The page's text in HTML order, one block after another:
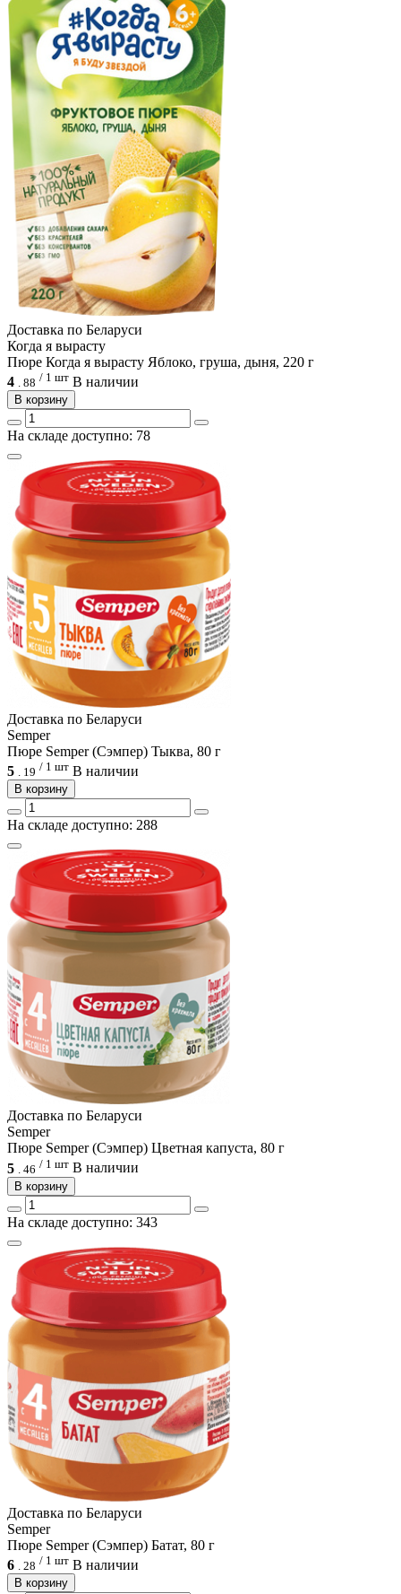
Доcтавка по Беларуси
Когда я вырасту
Пюре Когда я вырасту Яблоко, груша, дыня, 220 г
4
88 / 1 шт В наличии
В корзину
На складе доступно: 78
Доcтавка по Беларуси
Semper
Пюре Semper (Сэмпер) Тыква, 80 г
5 . 19 / 1 шт В наличии
В корзину
На складе доступно: 288
Доcтавка по Беларуси
Semper
Пюре Semper (Сэмпер) Цветная капуста, 80 г
5
46 / 1 шт В наличии
В корзину
На складе доступно: 343
Доcтавка по Беларуси
Semper
Пюре Semper (Сэмпер) Батат, 80 г
6
28 / 1 шт В наличии
В корзину